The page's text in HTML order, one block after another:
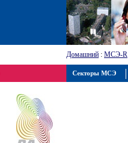
Домашний : МСЭ-R
Секторы МСЭ